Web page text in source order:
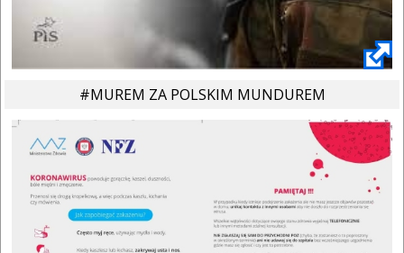
#MUREM ZA POLSKIM MUNDUREM